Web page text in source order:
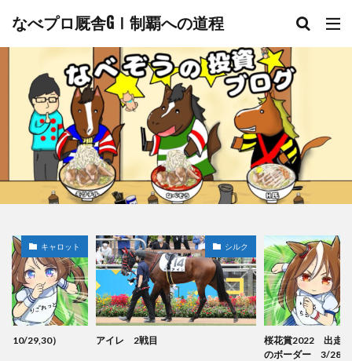
なべプロ厩舎GⅠ制覇への道程
シルク キャロット
桜花賞2022 出走に必要な収得賞金
キャロット2歳馬更